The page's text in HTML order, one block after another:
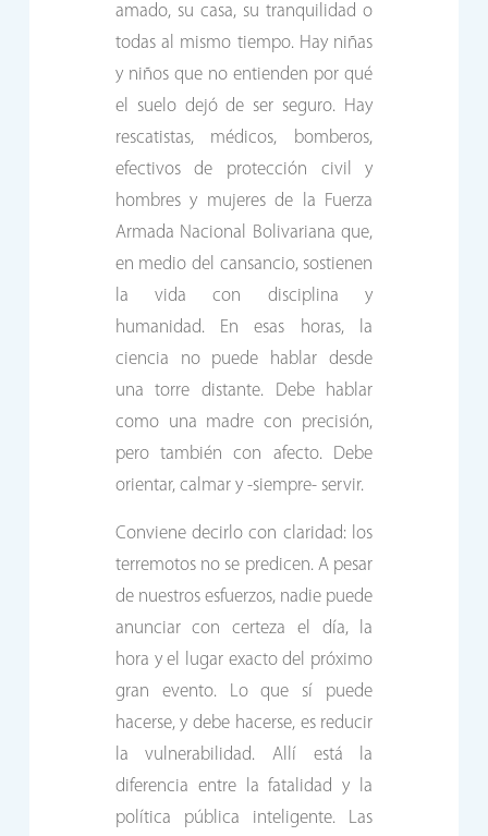
amado, su casa, su tranquilidad o
todas al mismo tiempo. Hay niñas
y niños que no entienden por qué
el suelo dejó de ser seguro. Hay
rescatistas, médicos, bomberos,
efectivos de protección civil y
hombres y mujeres de la Fuerza
Armada Nacional Bolivariana que,
en medio del cansancio, sostienen
la vida con disciplina y
humanidad. En esas horas, la
ciencia no puede hablar desde
una torre distante. Debe hablar
como una madre con precisión,
pero también con afecto. Debe
orientar, calmar y -siempre- servir.
Conviene decirlo con claridad: los
terremotos no se predicen. A pesar
de nuestros esfuerzos, nadie puede
anunciar con certeza el día, la
hora y el lugar exacto del próximo
gran evento. Lo que sí puede
hacerse, y debe hacerse, es reducir
la vulnerabilidad. Allí está la
diferencia entre la fatalidad y la
política pública inteligente. Las